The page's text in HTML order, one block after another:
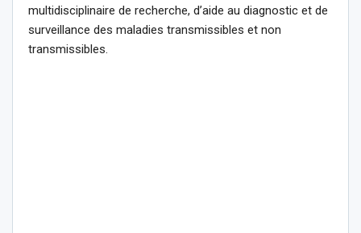
multidisciplinaire de recherche, d’aide au diagnostic et de
surveillance des maladies transmissibles et non
transmissibles.